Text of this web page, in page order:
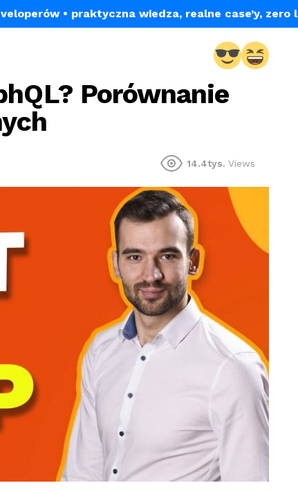
• praktyczna wiedza, realne case’y, zero
Porównanie
14.4tys. Views